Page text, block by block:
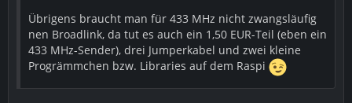
Übrigens braucht man für 433 MHz nicht zwangsläufig
nen Broadlink, da tut es auch ein 1,50 EUR-Teil (eben ein
433 MHz-Sender), drei Jumperkabel und zwei kleine
Progrämmchen bzw. Libraries auf dem Raspi